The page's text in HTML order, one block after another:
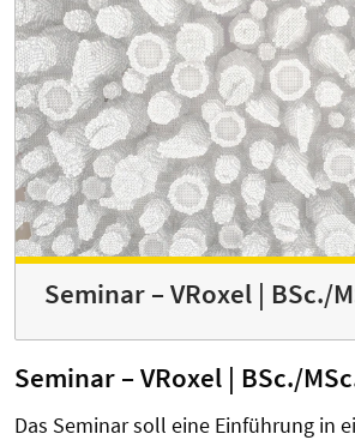
Seminar – VRoxel | BSc./
Seminar – VRoxel | BSc./
Das Seminar soll eine Einführung in